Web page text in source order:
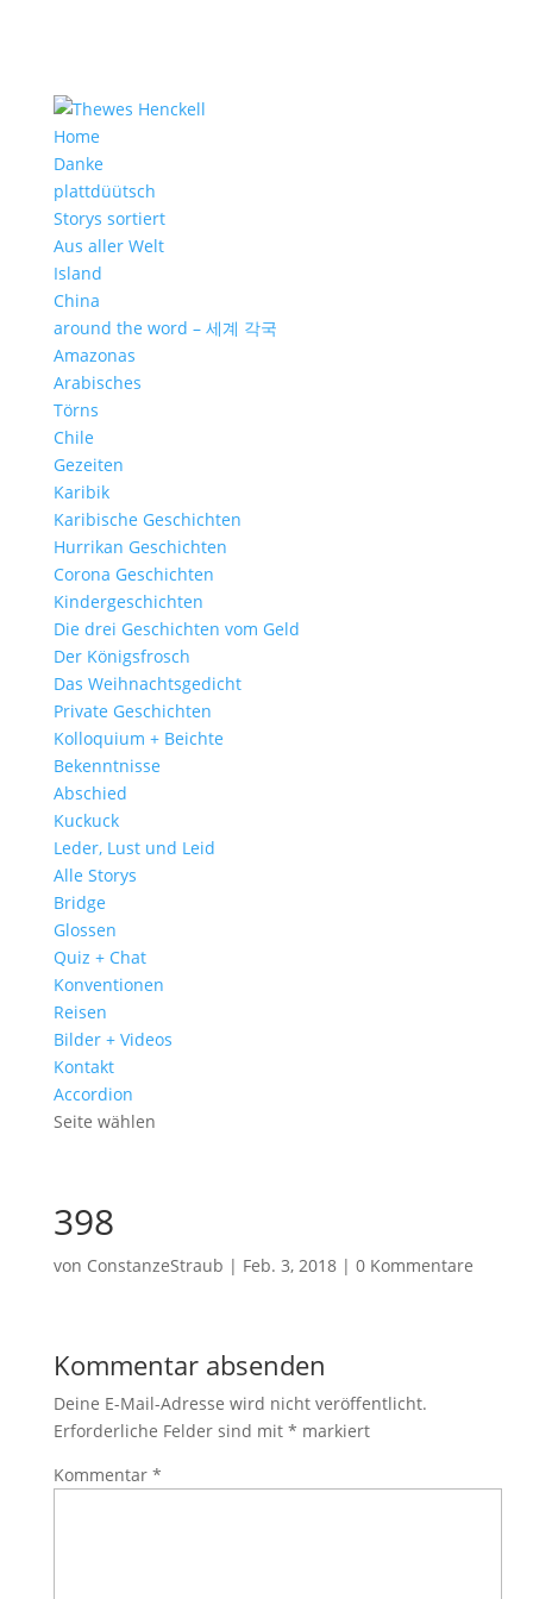
Home
Danke
plattdüütsch
Storys sortiert
Aus aller Welt
Island
China
around the word – 세계 각국
Amazonas
Arabisches
Törns
Chile
Gezeiten
Karibik
Karibische Geschichten
Hurrikan Geschichten
Corona Geschichten
Kindergeschichten
Die drei Geschichten vom Geld
Der Königsfrosch
Das Weihnachtsgedicht
Private Geschichten
Kolloquium + Beichte
Bekenntnisse
Abschied
Kuckuck
Leder, Lust und Leid
Alle Storys
Bridge
Glossen
Quiz + Chat
Konventionen
Reisen
Bilder + Videos
Kontakt
Accordion
Seite wählen
398
von ConstanzeStraub | Feb. 3, 2018| 0 Kommentare
Kommentar absenden
Deine E-Mail-Adresse wird nicht veröffentlicht.
Erforderliche Felder sind mit * markiert
Kommentar *